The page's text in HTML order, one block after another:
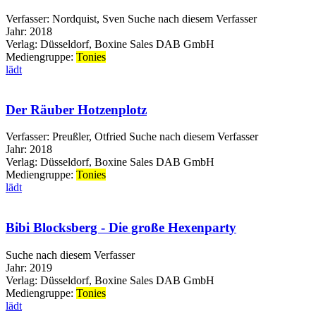
Verfasser: Nordquist, Sven Suche nach diesem Verfasser
Jahr: 2018
Verlag: Düsseldorf, Boxine Sales DAB GmbH
Mediengruppe: Tonies
lädt
Der Räuber Hotzenplotz
Verfasser: Preußler, Otfried Suche nach diesem Verfasser
Jahr: 2018
Verlag: Düsseldorf, Boxine Sales DAB GmbH
Mediengruppe: Tonies
lädt
Bibi Blocksberg - Die große Hexenparty
Suche nach diesem Verfasser
Jahr: 2019
Verlag: Düsseldorf, Boxine Sales DAB GmbH
Mediengruppe: Tonies
lädt